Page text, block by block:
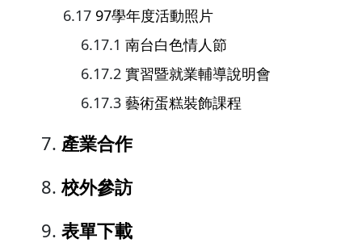
97學年度活動照片
南台白色情人節
實習暨就業輔導說明會
藝術蛋糕裝飾課程
產業合作
校外參訪
表單下載